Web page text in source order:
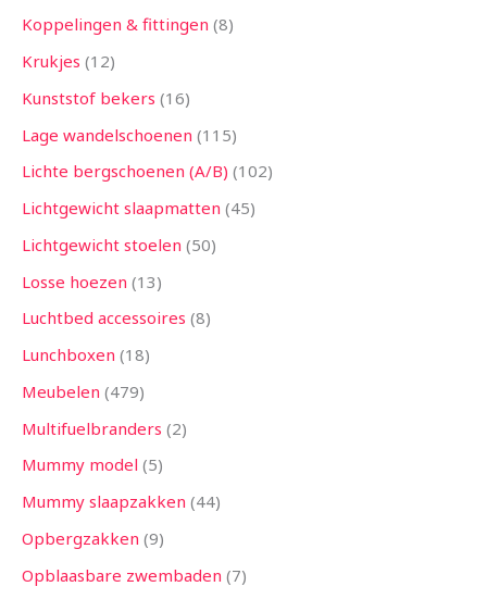
Koppelingen & fittingen 8
Krukjes 12
Kunststof bekers 16
Lage wandelschoenen 115
Lichte bergschoenen (A/B) 102
Lichtgewicht slaapmatten 45
Lichtgewicht stoelen 50
Losse hoezen 13
Luchtbed accessoires 8
Lunchboxen 18
Meubelen 479
Multifuelbranders 2
Mummy model 5
Mummy slaapzakken 44
Opbergzakken 9
Opblaasbare zwembaden 7